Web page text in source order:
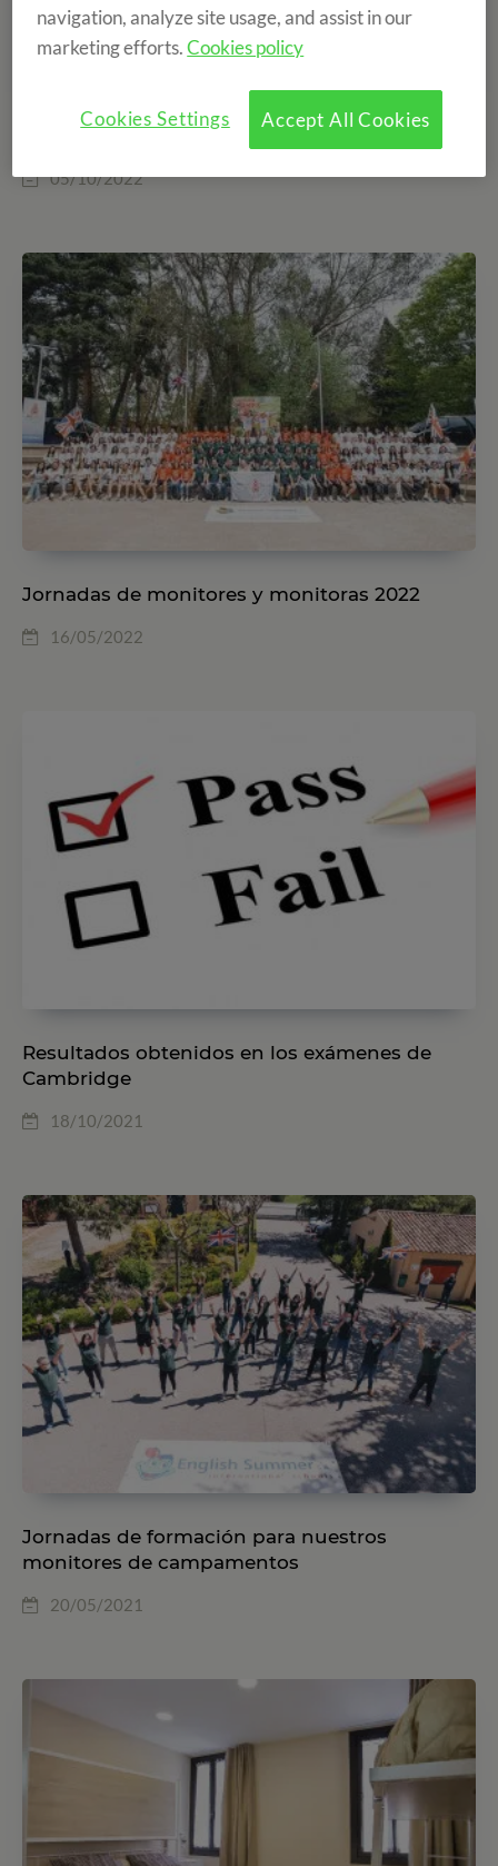
Paneles solares en nuestras casas de colonias
05/10/2022
Jornadas de monitores y monitoras 2022
16/05/2022
Resultados obtenidos en los exámenes de
Cambridge
18/10/2021
Jornadas de formación para nuestros
monitores de campamentos
20/05/2021
navigation, analyze site usage, and assist in our
marketing efforts.Cookies policy
Accept All Cookies
Cookies Settings